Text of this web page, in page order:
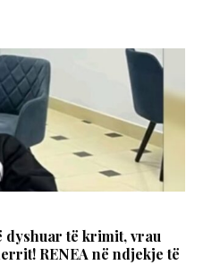
dyshuar të krimit, vrau
RENEA në ndjekje të